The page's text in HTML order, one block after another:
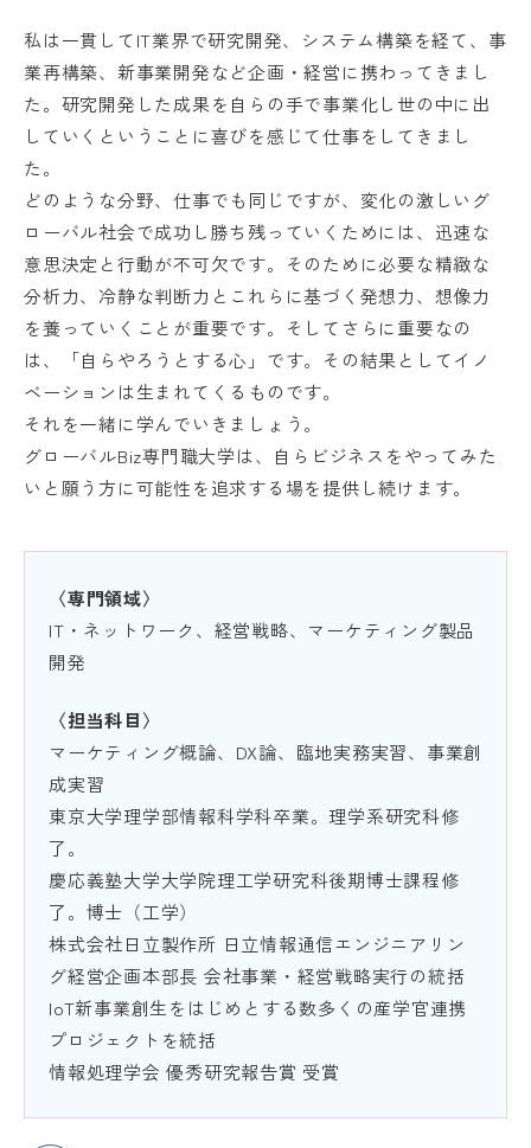
私は一貫してIT業界で研究開発、システム構築を経て、事
業再構築、新事業開発など企画・経営に携わってきまし
た。研究開発した成果を自らの手で事業化し世の中に出
していくということに喜びを感じて仕事をしてきまし
た。
どのような分野、仕事でも同じですが、変化の激しいグ
ローバル社会で成功し勝ち残っていくためには、迅速な
意思決定と行動が不可欠です。そのために必要な精緻な
分析力、冷静な判断力とこれらに基づく発想力、想像力
を養っていくことが重要です。そしてさらに重要なの
は、「自らやろうとする心」です。その結果としてイノ
ベーションは生まれてくるものです。
それを一緒に学んでいきましょう。
グローバルBiz専門職大学は、自らビジネスをやってみた
いと願う方に可能性を追求する場を提供し続けます。
〈専門領域〉
IT・ネットワーク、経営戦略、マーケティング製品
開発
〈担当科目〉
マーケティング概論、DX論、臨地実務実習、事業創
成実習
東京大学理学部情報科学科卒業。理学系研究科修
了。
慶応義塾大学大学院理工学研究科後期博士課程修
了。博士（工学）
株式会社日立製作所 日立情報通信エンジニアリン
グ経営企画本部長 会社事業・経営戦略実行の統括
IoT新事業創生をはじめとする数多くの産学官連携
プロジェクトを統括
情報処理学会 優秀研究報告賞 受賞